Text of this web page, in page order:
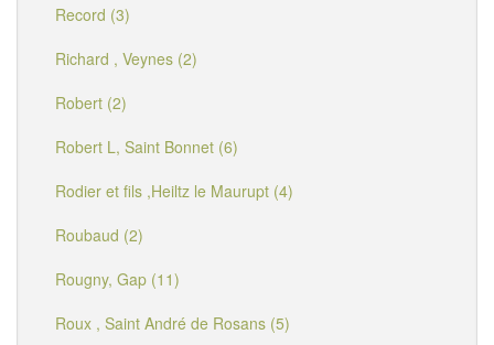
Record (3)
Richard , Veynes (2)
Robert (2)
Robert L, Saint Bonnet (6)
Rodier et fils ,Heiltz le Maurupt (4)
Roubaud (2)
Rougny, Gap (11)
Roux , Saint André de Rosans (5)